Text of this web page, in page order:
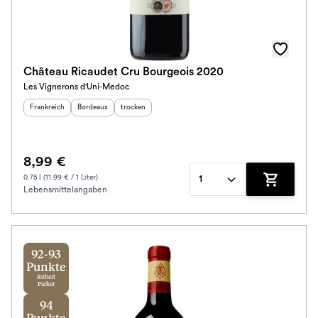
Château Ricaudet Cru Bourgeois 2020
Les Vignerons d'Uni-Medoc
Herkunftsland
Frankreich Herkunftsregion:
Bordeaux Geschmack
trocken
8,99 €
0.75 l (11.99 € / 1 Liter)
Lebensmittelangaben
1
Zum
92-93
Punkte
Robert
Parker
94